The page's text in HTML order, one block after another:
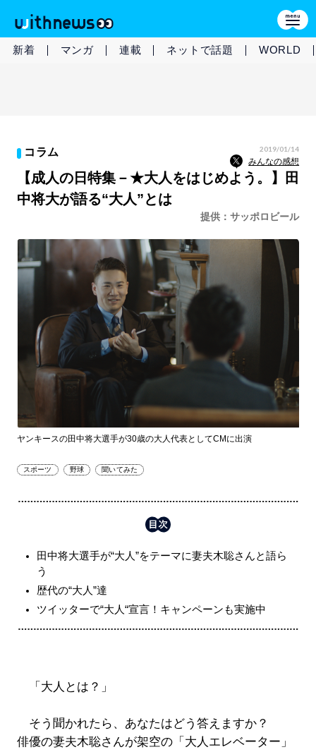
新着 マンガ 連載 ネットで話題 WORLD
コラム 2019/01/14
みんなの感想
【成人の日特集－★大人をはじめよう。】田
中将大が語る“大人”とは
提供：サッポロビール
ヤンキースの田中将大選手が30歳の大人代表としてCMに出演
スポーツ 野球 聞いてみた
田中将大選手が“大人”をテーマに妻夫木聡さんと語ら
う
歴代の“大人”達
ツイッターで“大人“宣言！キャンペーンも実施中
「大人とは？」
そう聞かれたら、あなたはどう答えますか？
俳優の妻夫木聡さんが架空の「大人エレベーター」